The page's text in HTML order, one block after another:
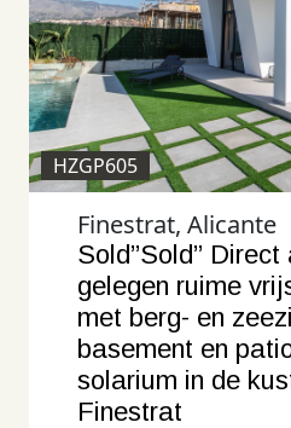
HZGP605
Finestrat, Alicante
Sold”Sold”
gelegen ruime
met berg- en
basement en
solarium in de
Finestrat